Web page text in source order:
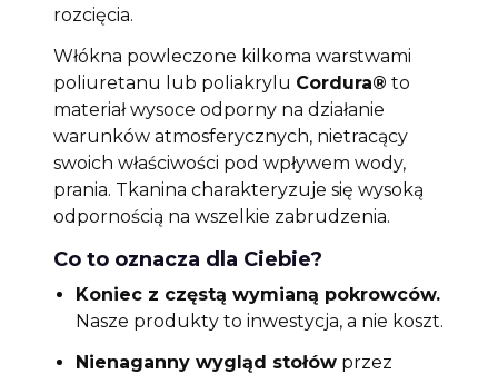
rozcięcia.
Włókna powleczone kilkoma warstwami
poliuretanu lub poliakrylu Cordura® to
materiał wysoce odporny na działanie
warunków atmosferycznych, nietracący
swoich właściwości pod wpływem wody,
prania. Tkanina charakteryzuje się wysoką
odpornością na wszelkie zabrudzenia.
Co to oznacza dla Ciebie?
Koniec z częstą wymianą pokrowców.
Nasze produkty to inwestycja, a nie koszt.
Nienaganny wygląd stołów przez